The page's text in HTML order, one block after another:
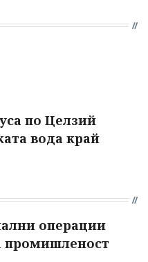
по Целзий
вода край
операции
промишленост